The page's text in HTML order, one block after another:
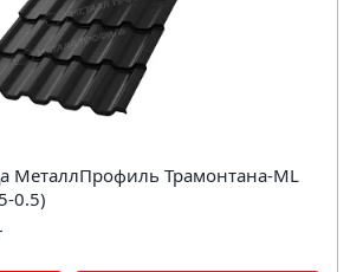
МеталлПрофиль Трамонтана-ML
0.5)